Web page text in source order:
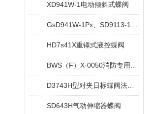
XD941W-1电动倾斜式蝶阀
HD7s41X重锤式液控蝶阀
SD643H气动伸缩器蝶阀